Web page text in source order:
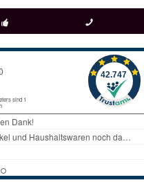
+ telefonisch erreichbar
09497 1511